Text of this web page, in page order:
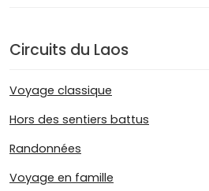
Circuits du Laos
Voyage classique
Hors des sentiers battus
Randonnées
Voyage en famille